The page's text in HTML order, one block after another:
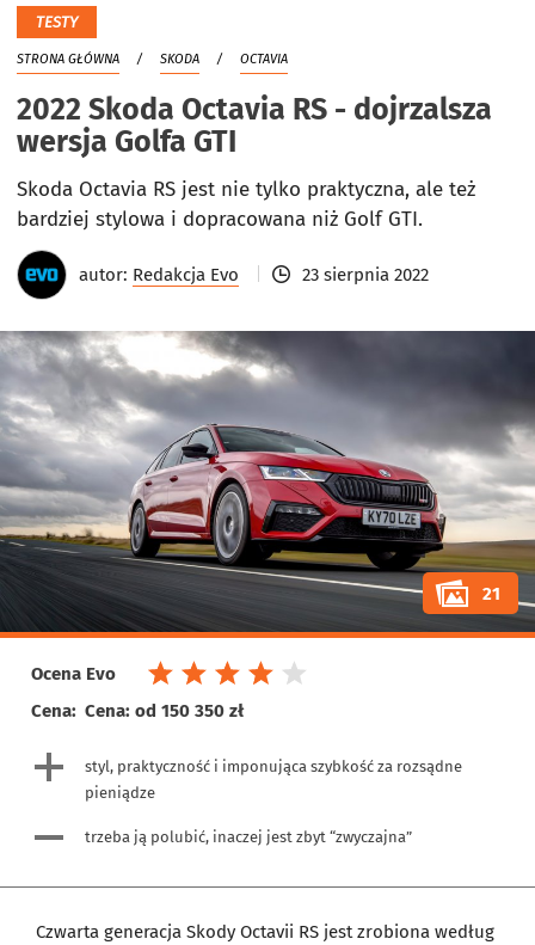
TESTY
STRONA GŁÓWNA SKODA OCTAVIA
2022 Skoda Octavia RS - dojrzalsza
wersja Golfa GTI
Skoda Octavia RS jest nie tylko praktyczna, ale też
bardziej stylowa i dopracowana niż Golf GTI.
autor: Redakcja Evo 23 sierpnia 2022
21
Ocena Evo
Cena: Cena: od 150 350 zł
styl, praktyczność i imponująca szybkość za rozsądne
pieniądze
trzeba ją polubić, inaczej jest zbyt “zwyczajna”
Czwarta generacja Skody Octavii RS jest zrobiona według